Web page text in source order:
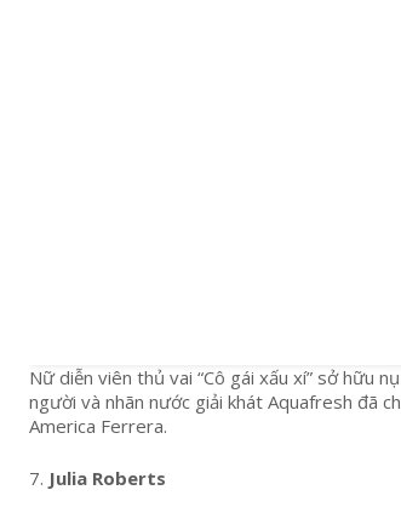
Nữ diễn viên thủ vai “Cô gái xấu xí” sở hữu
người và nhãn nước giải khát Aquafresh đã
America Ferrera.
7. Julia Roberts